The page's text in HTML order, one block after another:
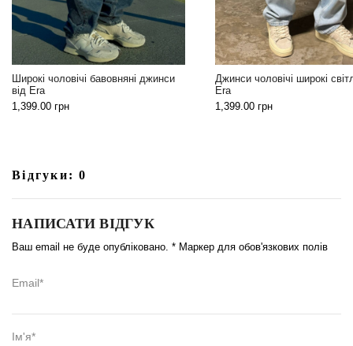
джинси
Джинси чоловічі широкі світлі від
чорні
Відгуки: 0
НАПИСАТИ ВІДГУК
Ваш email не буде опубліковано. * Маркер для обов'язкових полів
Email*
Ім'я*